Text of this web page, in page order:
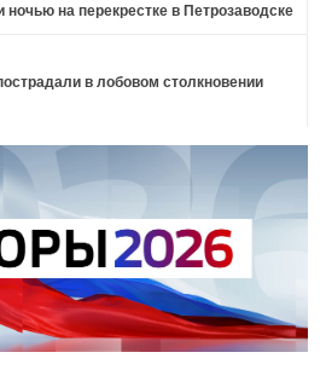
на перекрестке в Петрозаводске
в лобовом столкновении